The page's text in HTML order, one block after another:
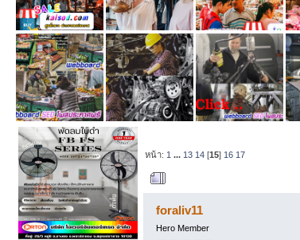
หน้า: 1 ... 13 14 [15] 16 17
foraliv11
Hero Member